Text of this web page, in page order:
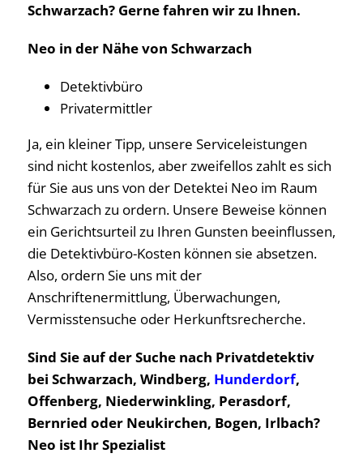
Schwarzach? Gerne fahren wir zu Ihnen.
Neo in der Nähe von Schwarzach
Detektivbüro
Privatermittler
Ja, ein kleiner Tipp, unsere Serviceleistungen
sind nicht kostenlos, aber zweifellos zahlt es sich
für Sie aus uns von der Detektei Neo im Raum
Schwarzach zu ordern. Unsere Beweise können
ein Gerichtsurteil zu Ihren Gunsten beeinflussen,
die Detektivbüro-Kosten können sie absetzen.
Also, ordern Sie uns mit der
Anschriftenermittlung, Überwachungen,
Vermisstensuche oder Herkunftsrecherche.
Sind Sie auf der Suche nach Privatdetektiv
bei Schwarzach, Windberg, Hunderdorf,
Offenberg, Niederwinkling, Perasdorf,
Bernried oder Neukirchen, Bogen, Irlbach?
Neo ist Ihr Spezialist